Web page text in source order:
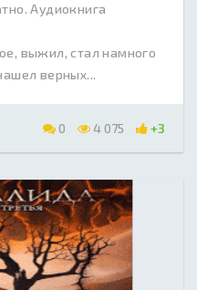
Аудиокнига
выжил, стал намного
верных...
0 4 075 +3